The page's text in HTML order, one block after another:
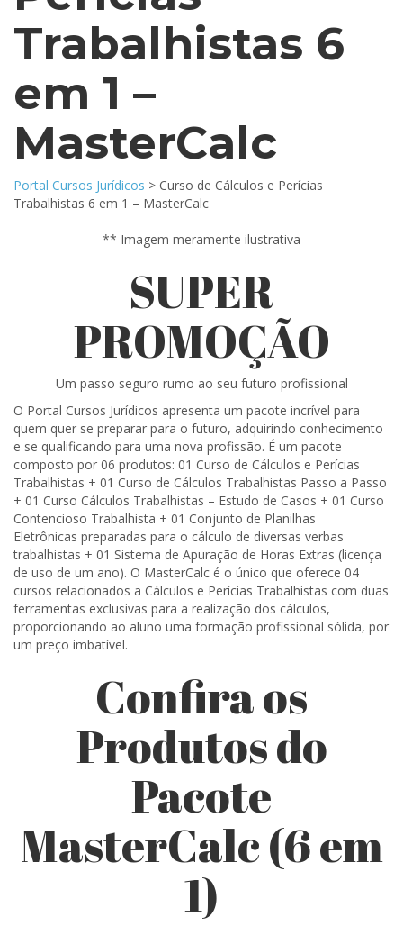
Trabalhistas 6
em 1 –
MasterCalc
Portal Cursos Jurídicos > Curso de Cálculos e Perícias
Trabalhistas 6 em 1 – MasterCalc
** Imagem meramente ilustrativa
SUPER
PROMOÇÃO
Um passo seguro rumo ao seu futuro profissional
O Portal Cursos Jurídicos apresenta um pacote incrível para
quem quer se preparar para o futuro, adquirindo conhecimento
e se qualificando para uma nova profissão. É um pacote
composto por 06 produtos: 01 Curso de Cálculos e Perícias
Trabalhistas + 01 Curso de Cálculos Trabalhistas Passo a Passo
+ 01 Curso Cálculos Trabalhistas – Estudo de Casos + 01 Curso
Contencioso Trabalhista + 01 Conjunto de Planilhas
Eletrônicas preparadas para o cálculo de diversas verbas
trabalhistas + 01 Sistema de Apuração de Horas Extras (licença
de uso de um ano). O MasterCalc é o único que oferece 04
cursos relacionados a Cálculos e Perícias Trabalhistas com duas
ferramentas exclusivas para a realização dos cálculos,
proporcionando ao aluno uma formação profissional sólida, por
um preço imbatível.
Confira os
Produtos do
Pacote
MasterCalc (6 em
1)